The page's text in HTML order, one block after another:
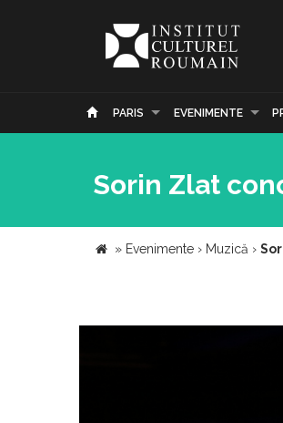
PARIS EVENIMENTE
Sorin Zlat
» Evenimente › Muzică ›